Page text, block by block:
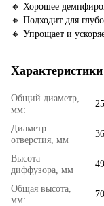
🔸 Хорошее
🔸 Подходит для
🔸 Упрощает и
Характеристики
Общий диаметр,
мм:
Диаметр
отверстия, мм
Высота
диффузора, мм
49
Общая высота,
мм:
70